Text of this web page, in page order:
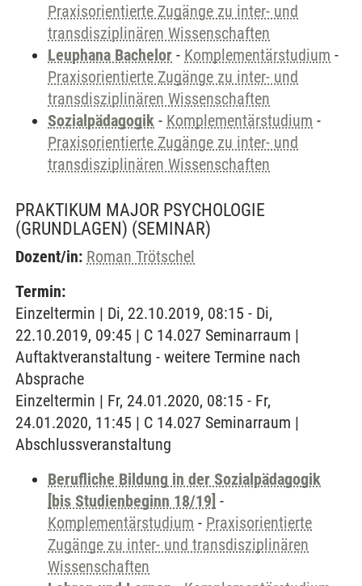
Praxisorientierte Zugänge zu inter- und
transdisziplinären Wissenschaften
Leuphana Bachelor - Komplementärstudium -
Praxisorientierte Zugänge zu inter- und
transdisziplinären Wissenschaften
Sozialpädagogik - Komplementärstudium -
Praxisorientierte Zugänge zu inter- und
transdisziplinären Wissenschaften
PRAKTIKUM MAJOR PSYCHOLOGIE
(GRUNDLAGEN) (SEMINAR)
Dozent/in: Roman Trötschel
Termin:
Einzeltermin | Di, 22.10.2019, 08:15 - Di,
22.10.2019, 09:45 | C 14.027 Seminarraum |
Auftaktveranstaltung - weitere Termine nach
Absprache
Einzeltermin | Fr, 24.01.2020, 08:15 - Fr,
24.01.2020, 11:45 | C 14.027 Seminarraum |
Abschlussveranstaltung
Berufliche Bildung in der Sozialpädagogik
[bis Studienbeginn 18/19] -
Komplementärstudium - Praxisorientierte
Zugänge zu inter- und transdisziplinären
Wissenschaften